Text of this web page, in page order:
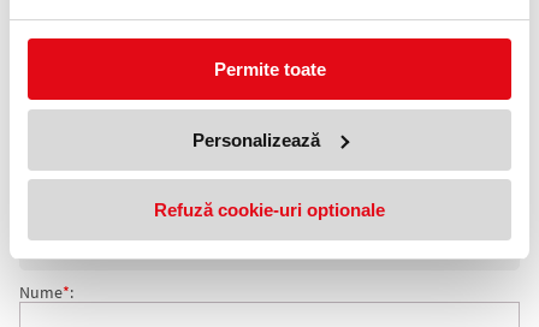
Permite toate
Personalizează
Refuză cookie-uri optionale
Ambalare: 100 coli/top.
Numar etichete: 30 etichete/pagina.
Etichete autoadezive EXTE pentru diverse aplicatii. Tehnologie
COMENTARII ETICHETE AUTOADEZIVE 30/PAG 70 X 29.7
Nu exista comentarii. Fii primul care comenteaza acest produs!
Adresa de e-mail ramane confidentiala si nu va fi afisata pe site.
Nume*: